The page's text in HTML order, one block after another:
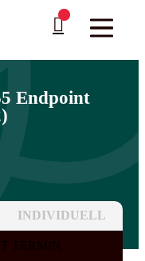
& Schulungen in Deutschland
Endpoint
INDIVIDUELL
TERMIN